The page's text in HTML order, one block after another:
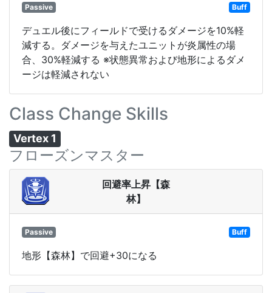
Passive Buff
デュエル後にフィールドで受けるダメージを10%軽
減する。ダメージを与えたユニットが炎属性の場
合、30%軽減する ※状態異常および地形によるダメ
ージは軽減されない
Class Change Skills
Vertex 1
フローズンマスター
回避率上昇【森
林】
Passive Buff
地形【森林】で回避+30になる